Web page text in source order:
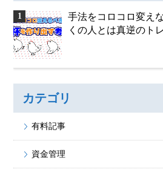
手法をコロコロ変え
くの人とは真逆のト
カテゴリ
有料記事
資金管理